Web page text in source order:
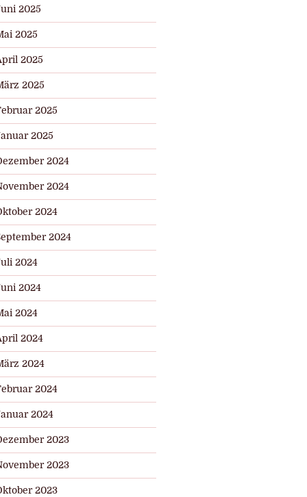
2025
2025
2025
2025
2025
2025
2024
2024
2024
2024
2024
2024
2024
2024
2024
2024
2024
2023
2023
2023